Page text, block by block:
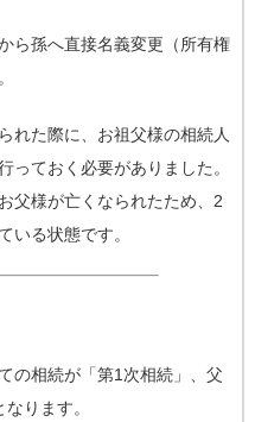
ら孫へ直接名義変更（所有権
れた際に、お祖父様の相続人
っておく必要がありました。
父様が亡くなられたため、2
いる状態です。
の相続が「第1次相続」、父
ります。